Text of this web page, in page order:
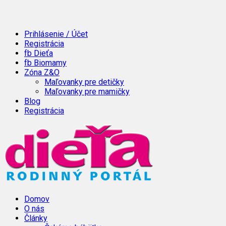
Prihlásenie / Účet
Registrácia
fb Dieťa
fb Biomamy
Zóna Z&O
Maľovanky pre detičky
Maľovanky pre mamičky
Blog
Registrácia
Domov
O nás
Články